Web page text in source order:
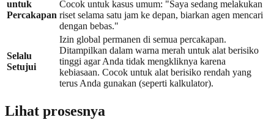
untuk
Percakapan
Cocok untuk kasus umum: "Saya sedang melakukan
riset selama satu jam ke depan, biarkan agen mencari
dengan bebas."
Selalu
Setujui
Izin global permanen di semua percakapan.
Ditampilkan dalam warna merah untuk alat berisiko
tinggi agar Anda tidak mengkliknya karena
kebiasaan. Cocok untuk alat berisiko rendah yang
terus Anda gunakan (seperti kalkulator).
Lihat prosesnya